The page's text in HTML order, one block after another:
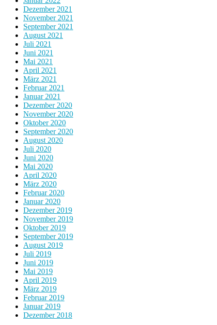
Dezember 2021
November 2021
September 2021
August 2021
Juli 2021
Juni 2021
Mai 2021
April 2021
März 2021
Februar 2021
Januar 2021
Dezember 2020
November 2020
Oktober 2020
September 2020
August 2020
Juli 2020
Juni 2020
Mai 2020
April 2020
März 2020
Februar 2020
Januar 2020
Dezember 2019
November 2019
Oktober 2019
September 2019
August 2019
Juli 2019
Juni 2019
Mai 2019
April 2019
März 2019
Februar 2019
Januar 2019
Dezember 2018